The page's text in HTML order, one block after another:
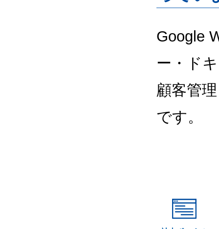
Google
ー・ド
顧客管
です。